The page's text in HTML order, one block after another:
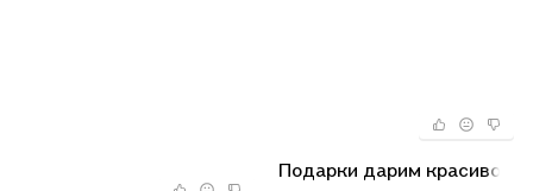
Подарки дарим красиво